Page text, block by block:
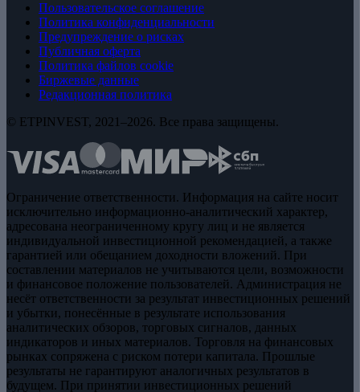
Пользовательское соглашение
Политика конфиденциальности
Предупреждение о рисках
Публичная оферта
Политика файлов cookie
Биржевые данные
Редакционная политика
© ETPINVEST, 2021–2026. Все права защищены.
Ограничение ответственности. Информация на сайте носит
исключительно информационно-аналитический характер,
адресована неограниченному кругу лиц и не является
индивидуальной инвестиционной рекомендацией, а также
гарантией или обещанием доходности вложений. При
составлении материалов не учитываются цели, возможности
и финансовое положение пользователей. Администрация не
несёт ответственности за результат инвестиционных решений
и убытки, понесённые в результате использования
аналитических обзоров, торговых сигналов, данных
индикаторов и иных материалов. Торговля на финансовых
рынках сопряжена с риском потери капитала. Прошлые
результаты не гарантируют аналогичных результатов в
будущем. При принятии инвестиционных решений